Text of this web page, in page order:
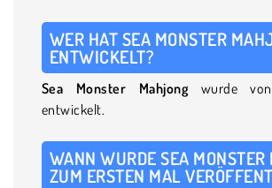
WER HAT SEA MONSTER
ENTWICKELT?
Sea Monster Mahjongwurde von
entwickelt.
WANN WURDE SEA
ZUM ERSTEN MAL